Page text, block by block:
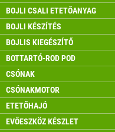
BOJLI CSALI ETETŐANYAG
BOJLI KÉSZÍTÉS
BOJLIS KIEGÉSZÍTŐ
BOTTARTÓ-ROD POD
CSÓNAK
CSÓNAKMOTOR
ETETŐHAJÓ
EVŐESZKÖZ KÉSZLET